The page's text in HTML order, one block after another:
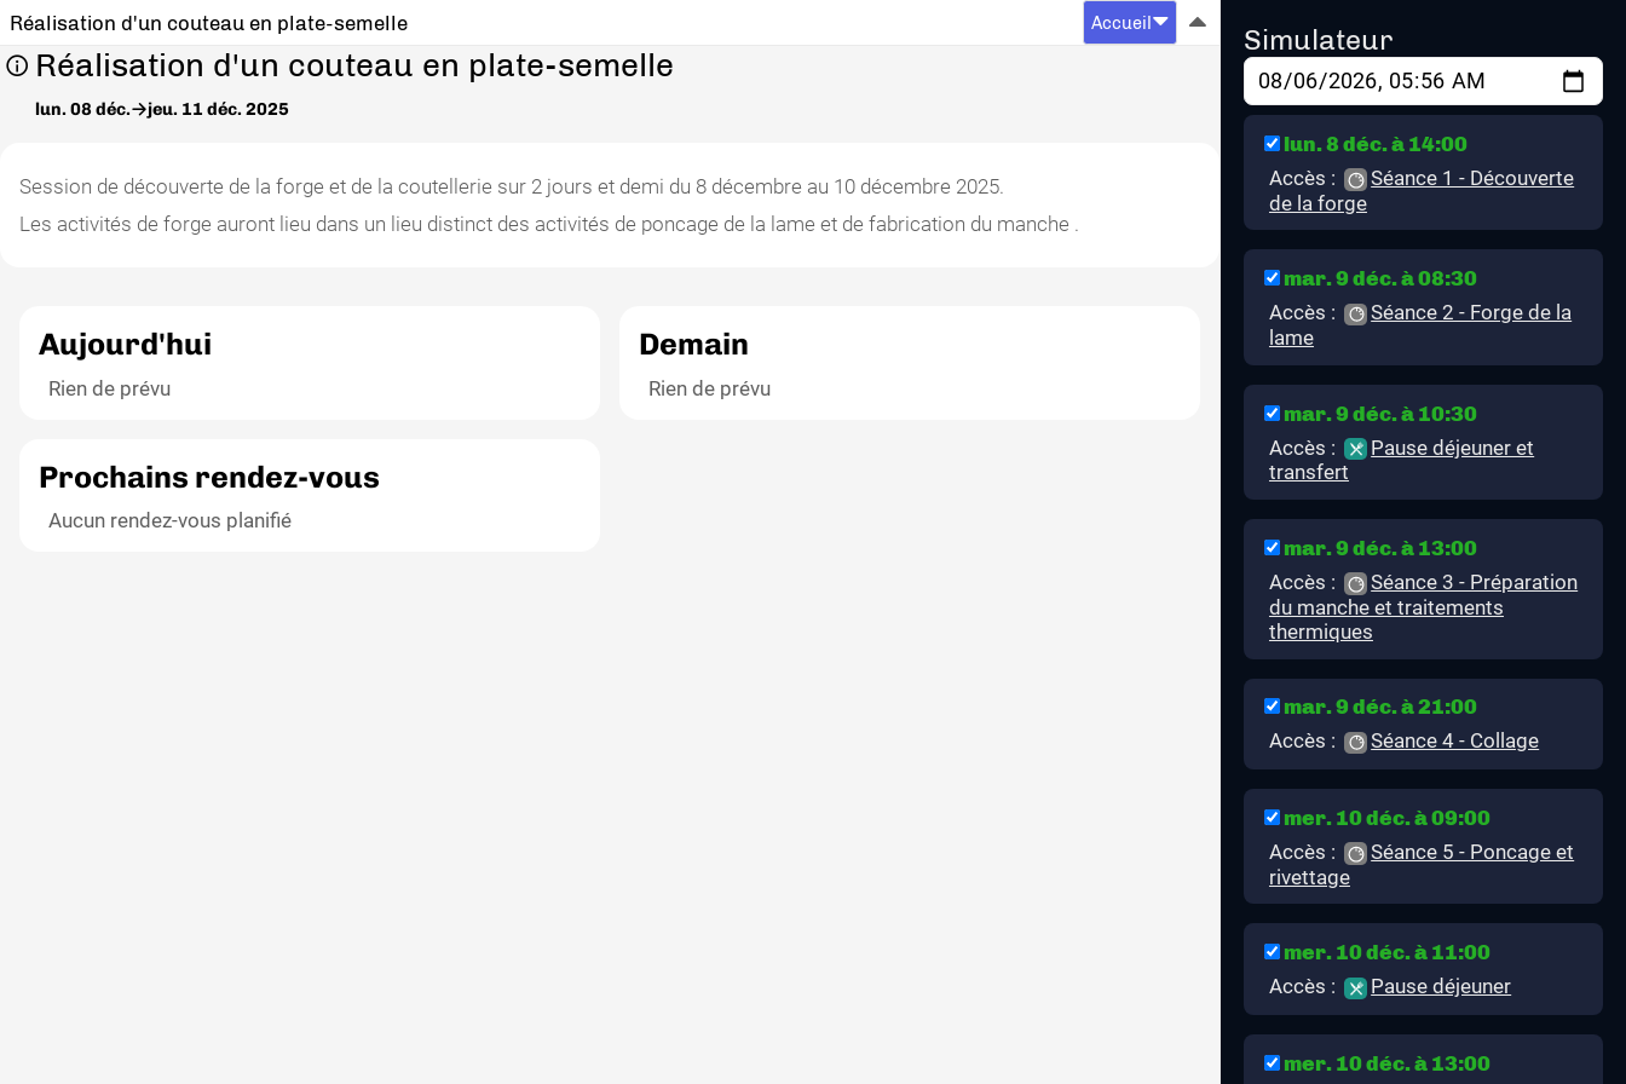
Simulateur
lun. 8 déc. à 14:00
Accès :
Séance 1 - Découverte
de la forge
mar. 9 déc. à 08:30
Accès :
Séance 2 - Forge de la
lame
mar. 9 déc. à 10:30
Accès :
Pause déjeuner et
transfert
mar. 9 déc. à 13:00
Accès :
Séance 3 - Préparation
du manche et traitements
thermiques
mar. 9 déc. à 21:00
Accès : Séance 4 - Collage
mer. 10 déc. à 09:00
Accès :
Séance 5 - Poncage et
rivettage
mer. 10 déc. à 11:00
Accès : Pause déjeuner
mer. 10 déc. à 13:00
Réalisation d'un couteau en plate-semelle Accueil
Réalisation d'un couteau en plate-semelle
lun. 08 déc. jeu. 11 déc. 2025
Session de découverte de la forge et de la coutellerie sur 2 jours et demi du 8 décembre au 10 décembre 2025.
Les activités de forge auront lieu dans un lieu distinct des activités de poncage de la lame et de fabrication du manche .